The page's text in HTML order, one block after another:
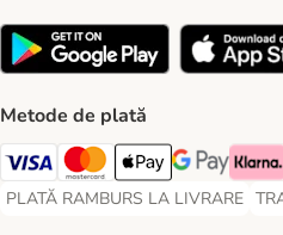
Metode de plată
Visa Payment Method
Master Card Payment Method
Apple Pay Payment
Google PayKlarna
PLATĂ RAMBURS LA LIVRARE
PLATĂ RAMBURS LA LIVRARE